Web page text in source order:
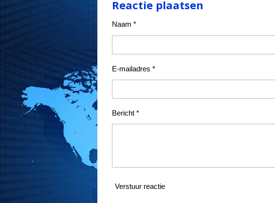
Reactie plaatsen
Naam *
E-mailadres *
Bericht *
Verstuur reactie